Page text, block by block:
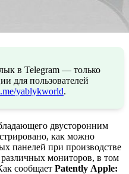
в Telegram — только
для пользователей
yablykworld.
двусторонним
как можно
панелей при производстве
мониторов, в том
сообщает Patently Apple: